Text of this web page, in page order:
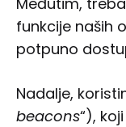
funkcije naših
potpuno
Nadalje,
beacons“),